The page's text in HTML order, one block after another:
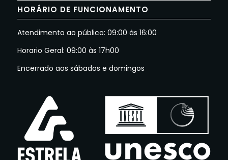
HORÁRIO DE FUNCIONAMENTO
Atendimento ao público: 09:00 às 16:00
Horario Geral: 09:00 às 17h00
Encerrado aos sábados e domingos